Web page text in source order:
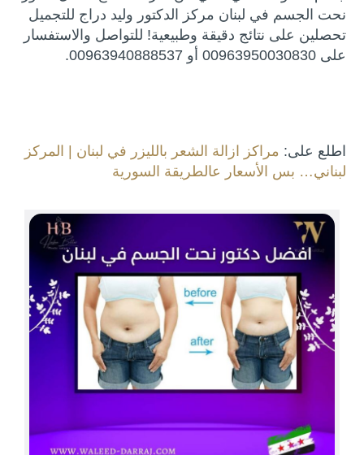
نحت الجسم في لبنان مركز الدكتور وليد دراج للتجميل
تحصلين على نتائج دقيقة وطبيعية! للتواصل والاستفسار
على 00963950030830 أو 00963940888537.
اطلع على: مراكز ازالة الشعر بالليزر في لبنان | المركز
لبناني… بس الأسعار عالطريقة السورية